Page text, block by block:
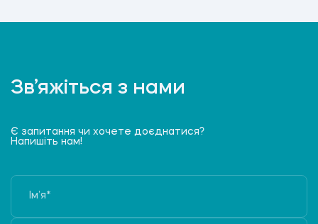
Зв’яжіться з нами
Є запитання чи хочете доєднатися?
Напишіть нам!